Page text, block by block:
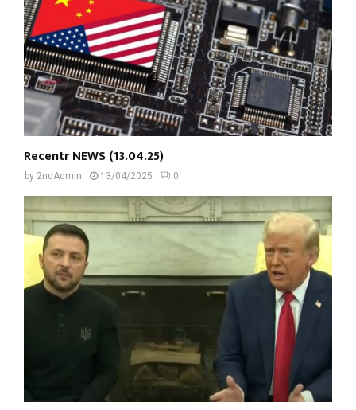
Recentr NEWS (13.04.25)
by 2ndAdmin 13/04/2025 0